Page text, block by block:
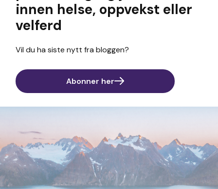
innen helse, oppvekst eller
velferd
Vil du ha siste nytt fra bloggen?
Abonner her